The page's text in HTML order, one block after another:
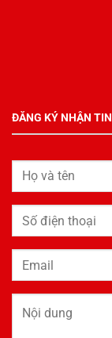
ĐĂNG KÝ NHẬN TIN